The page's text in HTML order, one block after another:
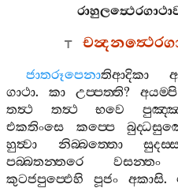
ජාතරූපෙනාතිආදිකා
ගාථා. කා උප‍්පත‍්ති? අයම‍්පි
තත්‍ථ
තත්‍ථ භවෙ
එකතිංසෙ
කප‍්පෙ
හුත්‍වා
නිබ‍්බත‍්තො
පබ‍්බතන‍්තරෙ
වසන‍්තං
කුටජපුප‍්ඵෙහි
පූජං අකාසි.